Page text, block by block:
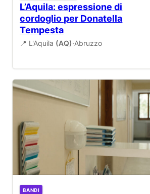
L’Aquila: espressione di
cordoglio per Donatella
Tempesta
📍 L'Aquila (AQ)·Abruzzo
BANDI